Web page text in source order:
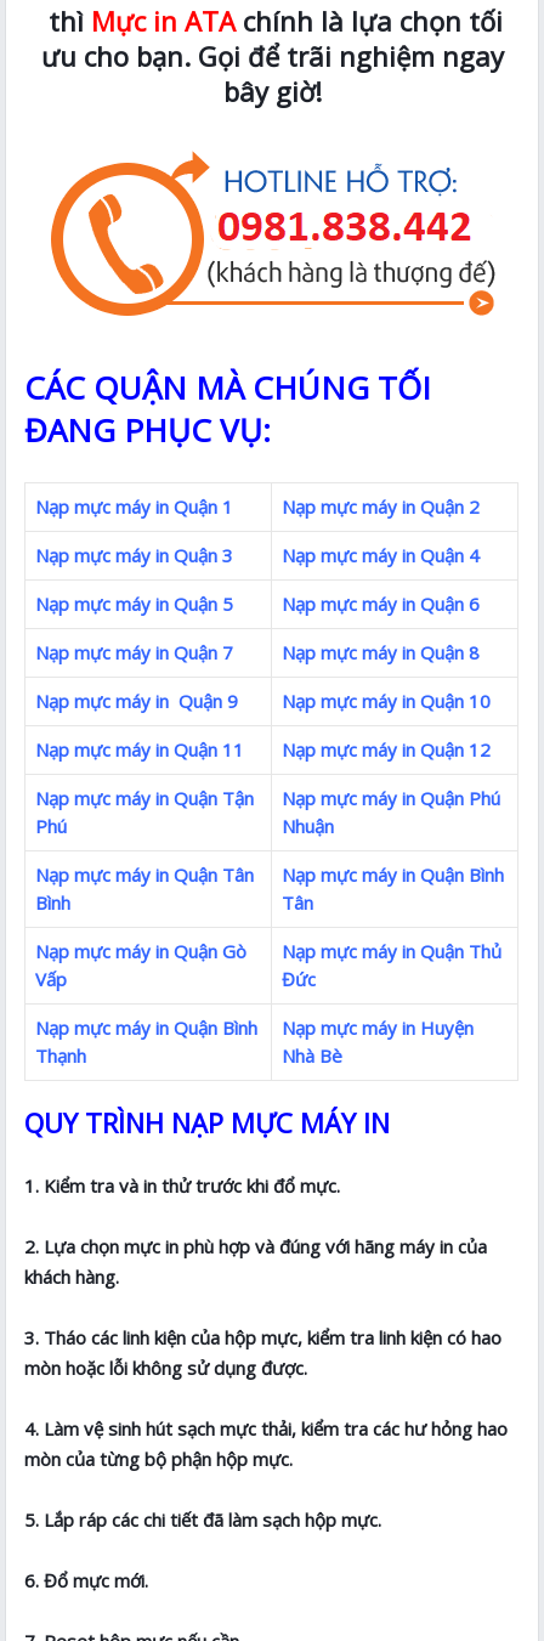
thì Mực in ATAchính là lựa chọn tối
ưu cho bạn. Gọi để trãi nghiệm ngay
bây giờ!
CÁC QUẬN MÀ CHÚNG TỐI
ĐANG PHỤC VỤ:
Nạp mực máy in Quận 1
Nạp mực máy in Quận 2
Nạp mực máy in Quận 3
Nạp mực máy in Quận 4
Nạp mực máy in Quận 5
Nạp mực máy in Quận 6
Nạp mực máy in Quận 7
Nạp mực máy in Quận 8
Nạp mực máy in Quận 9
Nạp mực máy in Quận 10
Nạp mực máy in Quận 11
Nạp mực máy in Quận 12
Nạp mực máy in Quận Tận
Phú
Nạp mực máy in Quận Phú
Nhuận
Nạp mực máy in Quận Tân
Bình
Nạp mực máy in Quận Bình
Tân
Nạp mực máy in Quận Gò
Vấp
Nạp mực máy in Quận Thủ
Đức
Nạp mực máy in Quận Bình
Thạnh
Nạp mực máy in Huyện
Nhà Bè
QUY TRÌNH NẠP MỰC MÁY IN
1. Kiểm tra và in thử trước khi đổ mực.
2. Lựa chọn mực in phù hợp và đúng với hãng máy in của
khách hàng.
3. Tháo các linh kiện của hộp mực, kiểm tra linh kiện có hao
mòn hoặc lỗi không sử dụng được.
4. Làm vệ sinh hút sạch mực thải, kiểm tra các hư hỏng hao
mòn của từng bộ phận hộp mực.
5. Lắp ráp các chi tiết đã làm sạch hộp mực.
6. Đổ mực mới.